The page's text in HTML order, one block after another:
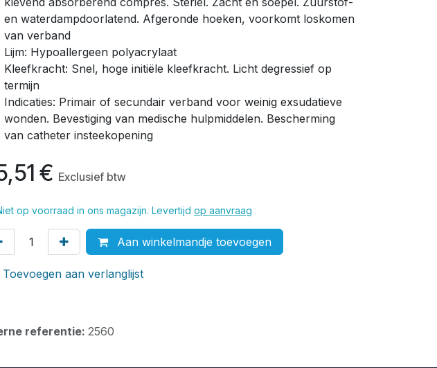
en waterdampdoorlatend. Afgeronde hoeken, voorkomt loskomen
van verband
Lijm: Hypoallergeen polyacrylaat
Kleefkracht: Snel, hoge initiële kleefkracht. Licht degressief op
termijn
Indicaties: Primair of secundair verband voor weinig exsudatieve
wonden. Bevestiging van medische hulpmiddelen. Bescherming
van catheter insteekopening
€ Exclusief btw
op voorraad in ons magazijn. Levertijd op aanvraag
Aan winkelmandje toevoegen
Toevoegen aan verlanglijst
referentie: 2560